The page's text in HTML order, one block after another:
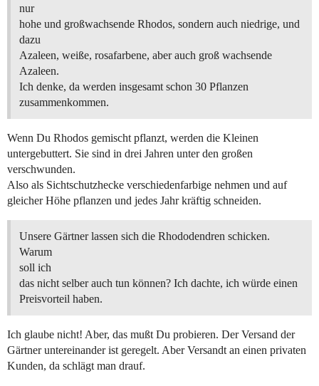
nur
hohe und großwachsende Rhodos, sondern auch niedrige, und
dazu
Azaleen, weiße, rosafarbene, aber auch groß wachsende
Azaleen.
Ich denke, da werden insgesamt schon 30 Pflanzen
zusammenkommen.
Wenn Du Rhodos gemischt pflanzt, werden die Kleinen
untergebuttert. Sie sind in drei Jahren unter den großen
verschwunden.
Also als Sichtschutzhecke verschiedenfarbige nehmen und auf
gleicher Höhe pflanzen und jedes Jahr kräftig schneiden.
Unsere Gärtner lassen sich die Rhododendren schicken.
Warum
soll ich
das nicht selber auch tun können? Ich dachte, ich würde einen
Preisvorteil haben.
Ich glaube nicht! Aber, das mußt Du probieren. Der Versand der
Gärtner untereinander ist geregelt. Aber Versandt an einen privaten
Kunden, da schlägt man drauf.